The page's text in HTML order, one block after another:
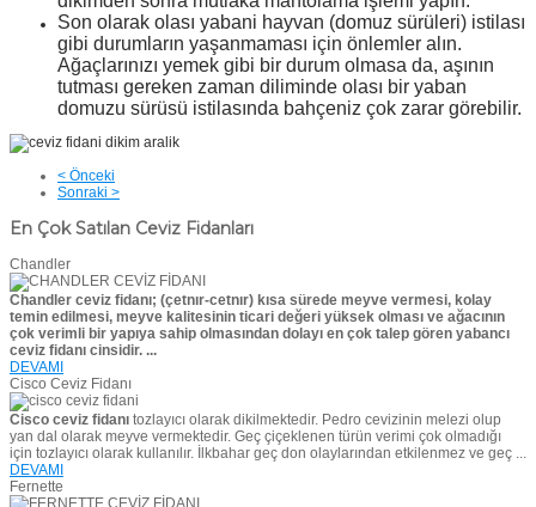
Son olarak olası yabani hayvan (domuz sürüleri) istilası
gibi durumların yaşanmaması için önlemler alın.
Ağaçlarınızı yemek gibi bir durum olmasa da, aşının
tutması gereken zaman diliminde olası bir yaban
domuzu sürüsü istilasında bahçeniz çok zarar görebilir.
< Önceki
Sonraki >
En Çok Satılan Ceviz Fidanları
Chandler
Chandler ceviz fidanı; (çetnır-cetnır) kısa sürede meyve vermesi, kolay
temin edilmesi, meyve kalitesinin ticari değeri yüksek olması ve ağacının
çok verimli bir yapıya sahip olmasından dolayı en çok talep gören yabancı
ceviz fidanı cinsidir. ...
DEVAMI
Cisco Ceviz Fidanı
Cisco ceviz fidanı tozlayıcı olarak dikilmektedir. Pedro cevizinin melezi olup
yan dal olarak meyve vermektedir. Geç çiçeklenen türün verimi çok olmadığı
için tozlayıcı olarak kullanılır. İlkbahar geç don olaylarından etkilenmez ve geç ...
DEVAMI
Fernette